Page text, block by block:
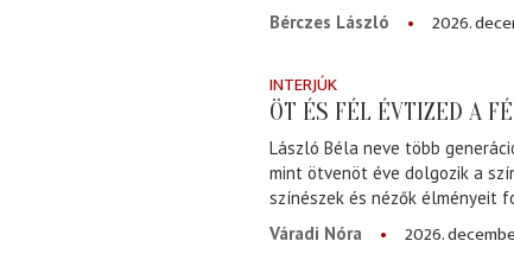
Bérczes László
2026.
INTERJÚK
ÖT ÉS FÉL ÉVTIZED A
László Béla neve több
mint ötvenöt éve dolgozik a
színészek és nézők élményeit
Váradi Nóra
2026.